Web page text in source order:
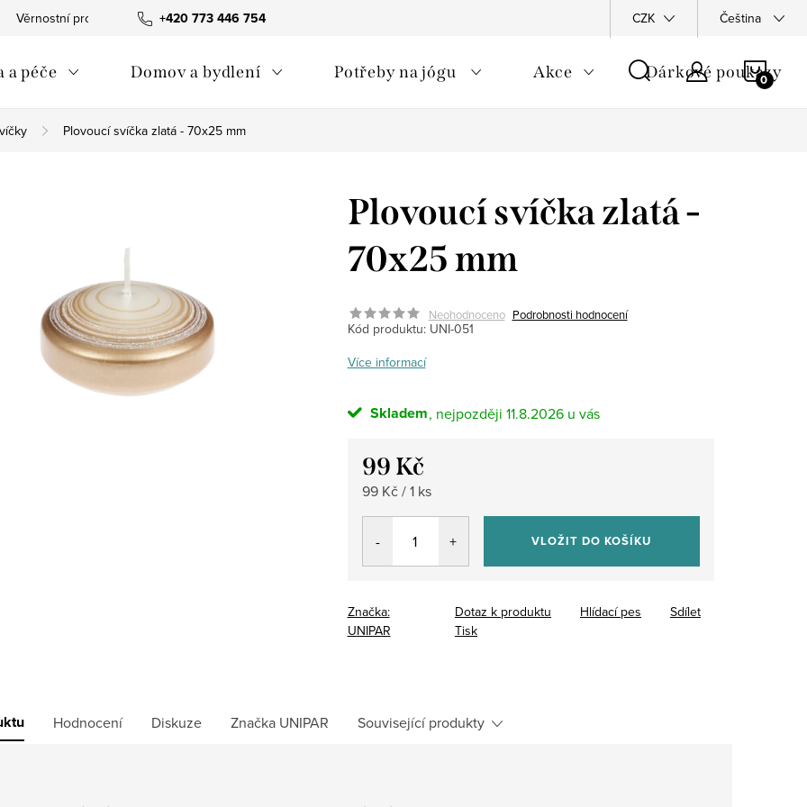
+420 773 446 754
Věrnostní program Tabulka velikostí The Spirit of OM Podmínky ochrany osobních údajů Moje
CZK Čeština
a péče Domov a bydlení Potřeby na jógu Akce Dárkové poukazy
Plovoucí svíčka zlatá - 70x25 mm
Plovoucí svíčka zlatá -
70x25 mm
Neohodnoceno Podrobnosti hodnocení
Kód produktu: UNI-051
Více informací
Skladem 11.8.2026
99 Kč
Měrná
cena:
99 Kč / 1 ks
VLOŽIT DO KOŠÍKU
Značka:
UNIPAR
Tisk
Dotaz k produktu Hlídací pes Sdílet
Hodnocení Diskuze Značka UNIPAR Související produkty